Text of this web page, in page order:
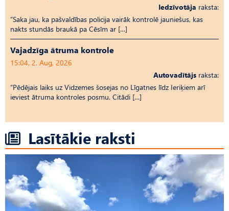
Iedzīvotāja raksta:
“Saka jau, ka pašvaldības policija vairāk kontrolē jauniešus, kas
nakts stundās braukā pa Cēsīm ar […]
Vajadzīga ātruma kontrole
15:04, 2. Aug, 2026
Autovadītājs raksta:
“Pēdējais laiks uz Vid­ze­mes šosejas no Līgatnes līdz Ieriķiem arī
ieviest ātruma kontroles posmu. Citādi […]
Lasītākie raksti